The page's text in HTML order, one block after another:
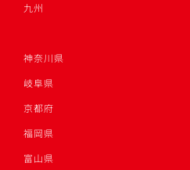
九州
神奈川県
岐阜県
京都府
福岡県
富山県